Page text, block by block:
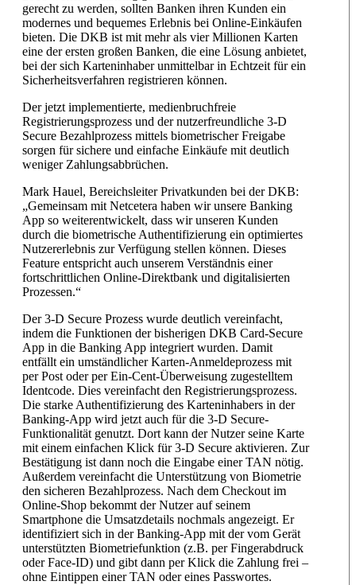
gerecht zu werden, sollten Banken ihren Kunden ein
modernes und bequemes Erlebnis bei Online-Einkäufen
bieten. Die DKB ist mit mehr als vier Millionen Karten
eine der ersten großen Banken, die eine Lösung anbietet,
bei der sich Karteninhaber unmittelbar in Echtzeit für ein
Sicherheitsverfahren registrieren können.
Der jetzt implementierte, medienbruchfreie
Registrierungsprozess und der nutzerfreundliche 3-D
Secure Bezahlprozess mittels biometrischer Freigabe
sorgen für sichere und einfache Einkäufe mit deutlich
weniger Zahlungsabbrüchen.
Mark Hauel, Bereichsleiter Privatkunden bei der DKB:
„Gemeinsam mit Netcetera haben wir unsere Banking
App so weiterentwickelt, dass wir unseren Kunden
durch die biometrische Authentifizierung ein optimiertes
Nutzererlebnis zur Verfügung stellen können. Dieses
Feature entspricht auch unserem Verständnis einer
fortschrittlichen Online-Direktbank und digitalisierten
Prozessen.“
Der 3-D Secure Prozess wurde deutlich vereinfacht,
indem die Funktionen der bisherigen DKB Card-Secure
App in die Banking App integriert wurden. Damit
entfällt ein umständlicher Karten-Anmeldeprozess mit
per Post oder per Ein-Cent-Überweisung zugestelltem
Identcode. Dies vereinfacht den Registrierungsprozess.
Die starke Authentifizierung des Karteninhabers in der
Banking-App wird jetzt auch für die 3-D Secure-
Funktionalität genutzt. Dort kann der Nutzer seine Karte
mit einem einfachen Klick für 3-D Secure aktivieren. Zur
Bestätigung ist dann noch die Eingabe einer TAN nötig.
Außerdem vereinfacht die Unterstützung von Biometrie
den sicheren Bezahlprozess. Nach dem Checkout im
Online-Shop bekommt der Nutzer auf seinem
Smartphone die Umsatzdetails nochmals angezeigt. Er
identifiziert sich in der Banking-App mit der vom Gerät
unterstützten Biometriefunktion (z.B. per Fingerabdruck
oder Face-ID) und gibt dann per Klick die Zahlung frei –
ohne Eintippen einer TAN oder eines Passwortes.